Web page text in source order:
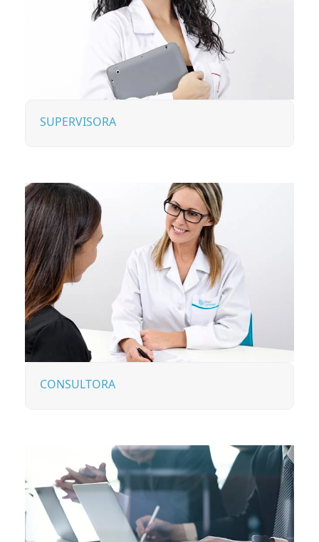
SUPERVISORA
CONSULTORA